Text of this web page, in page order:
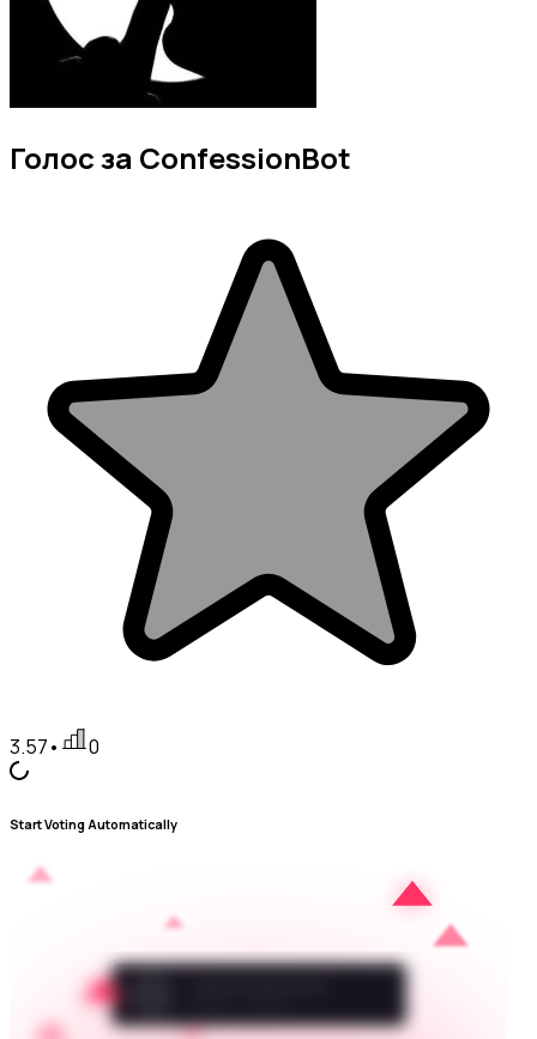
Голос за ConfessionBot
3.57• 0
Start Voting Automatically